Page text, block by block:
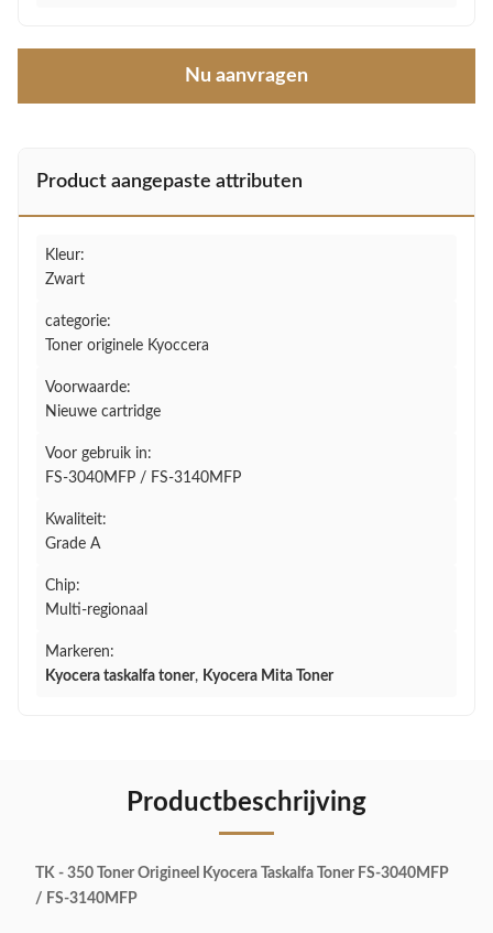
Nu aanvragen
Product aangepaste attributen
Kleur:
Zwart
categorie:
Toner originele Kyoccera
Voorwaarde:
Nieuwe cartridge
Voor gebruik in:
FS-3040MFP / FS-3140MFP
Kwaliteit:
Grade A
Chip:
Multi-regionaal
Markeren:
Kyocera taskalfa toner, Kyocera Mita Toner
Productbeschrijving
TK - 350 Toner Origineel Kyocera Taskalfa Toner FS-3040MFP
/ FS-3140MFP